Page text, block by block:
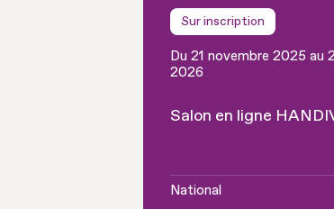
Sur inscription
Du 21 novembre 2025 au
2026
Salon en ligne
National